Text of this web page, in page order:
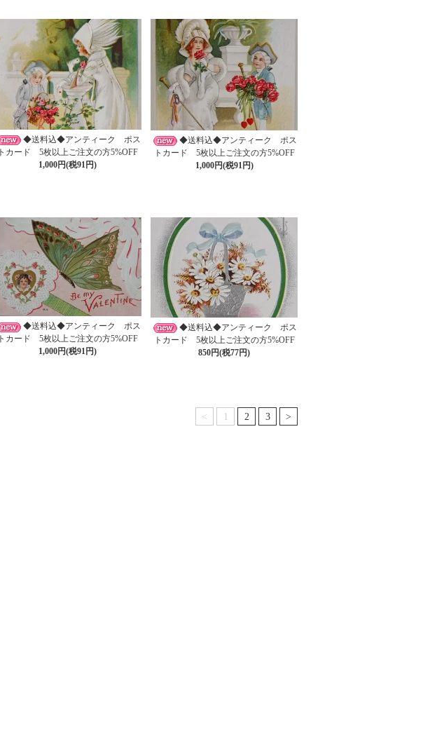
◆送料込◆アンティーク ポス
トカード 5枚以上ご注文の方5%OFF
1,000円(税91円)
◆送料込◆アンティーク ポス
トカード 5枚以上ご注文の方5%OFF
1,000円(税91円)
◆送料込◆アンティーク ポス
トカード 5枚以上ご注文の方5%OFF
1,000円(税91円)
◆送料込◆アンティーク ポス
トカード 5枚以上ご注文の方5%OFF
850円(税77円)
< 1 2 3 >